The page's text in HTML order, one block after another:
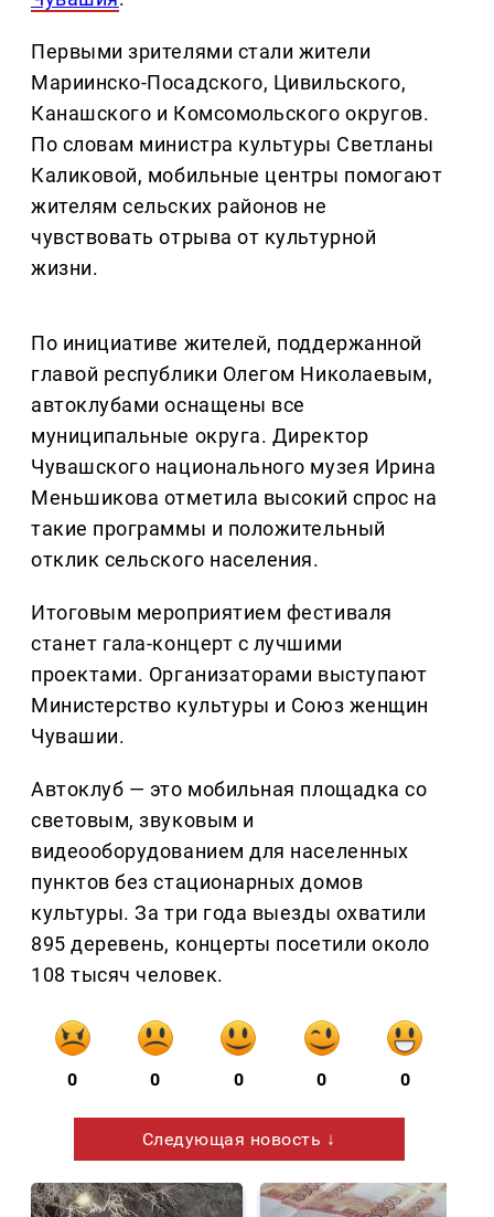
Первыми зрителями стали жители
Мариинско-Посадского, Цивильского,
Канашского и Комсомольского округов.
По словам министра культуры Светланы
Каликовой, мобильные центры помогают
жителям сельских районов не
чувствовать отрыва от культурной
жизни.
По инициативе жителей, поддержанной
главой республики Олегом Николаевым,
автоклубами оснащены все
муниципальные округа. Директор
Чувашского национального музея Ирина
Меньшикова отметила высокий спрос на
такие программы и положительный
отклик сельского населения.
Итоговым мероприятием фестиваля
станет гала-концерт с лучшими
проектами. Организаторами выступают
Министерство культуры и Союз женщин
Чувашии.
Автоклуб — это мобильная площадка со
световым, звуковым и
видеооборудованием для населенных
пунктов без стационарных домов
культуры. За три года выезды охватили
895 деревень, концерты посетили около
108 тысяч человек.
0 0 0 0 0
Следующая новость ↓